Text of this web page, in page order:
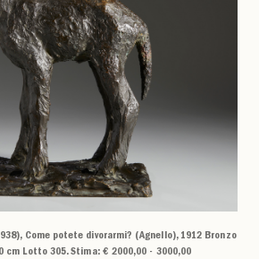
Come potete divorarmi? (Agnello), 1912 Bronzo
cm Lotto 305. Stima: € 2000,00 - 3000,00